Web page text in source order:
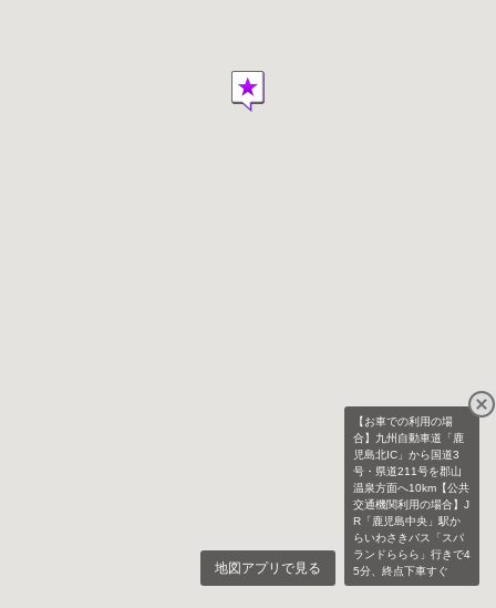
【お車での利用の場
合】九州自動車道「鹿
児島北IC」から国道3
号・県道211号を郡山
温泉方面へ10km【公共
交通機関利用の場合】J
R「鹿児島中央」駅か
らいわさきバス「スパ
ランドららら」行きで4
5分、終点下車すぐ
地図アプリで見る